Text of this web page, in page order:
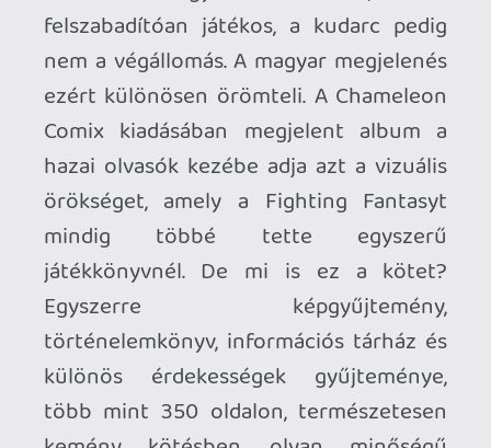
Egy Russ Nicholson-féle belső rajz nem
egyszerűen azt mondta, hogy „itt van egy
zombi”, hanem azt, hogy „jó estét, ez a
zombi most veled tart néhány órára, de
az is lehet, hogy évtizedekig nem tudod
majd kitörölni az emlékezetedből”. A
borítók és a belső képek pontosan azt az
átmenetet ragadták meg, amikor a
gyerekszoba padlóján ülő olvasó már
nem könyvet nézegetett, hanem
küldetésben volt. A külvilág megszűnt
létezni, a vacsora kihűlt, a házi feladat
pedig jelentőségét vesztette.